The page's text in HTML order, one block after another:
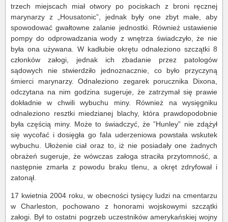
trzech miejscach miał otwory po pociskach z broni ręcznej
marynarzy z „Housatonic”, jednak były one zbyt małe, aby
spowodować gwałtowne zalanie jednostki. Również ustawienie
pompy do odprowadzania wody z wnętrza świadczyło, że nie
była ona używana. W kadłubie okrętu odnaleziono szczątki 8
członków załogi, jednak ich zbadanie przez patologów
sądowych nie stwierdziło jednoznacznie, co było przyczyną
śmierci marynarzy. Odnaleziono zegarek porucznika Dixona,
odczytana na nim godzina sugeruje, że zatrzymał się prawie
dokładnie w chwili wybuchu miny. Również na wysięgniku
odnaleziono resztki miedzianej blachy, która prawdopodobnie
była częścią miny. Może to świadczyć, że ”Hunley” nie zdążył
się wycofać i dosięgła go fala uderzeniowa powstała wskutek
wybuchu. Ułożenie ciał oraz to, iż nie posiadały one żadnych
obrażeń sugeruje, że wówczas załoga straciła przytomność, a
następnie zmarła z powodu braku tlenu, a okręt zdryfował i
zatonął.
17 kwietnia 2004 roku, w obecności tysięcy ludzi na cmentarzu
w Charleston, pochowano z honorami wojskowymi szczątki
załogi. Był to ostatni pogrzeb uczestników amerykańskiej wojny